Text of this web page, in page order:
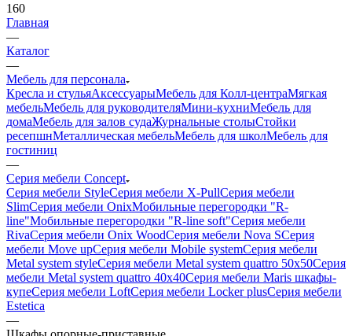
160
Главная
—
Каталог
—
Мебель для персонала
Кресла и стульяАксессуарыМебель для Колл-центраМягкая
мебельМебель для руководителяМини-кухниМебель для
домаМебель для залов судаЖурнальные столыСтойки
ресепшнМеталлическая мебельМебель для школМебель для
гостиниц
—
Серия мебели Concept
Серия мебели StyleСерия мебели X-PullСерия мебели
SlimСерия мебели OnixМобильные перегородки "R-
line"Мобильные перегородки "R-line soft"Серия мебели
RivaСерия мебели Onix WoodСерия мебели Nova SСерия
мебели Move upСерия мебели Mobile systemСерия мебели
Metal system styleСерия мебели Metal system quattro 50x50Серия
мебели Metal system quattro 40x40Серия мебели Maris шкафы-
купеСерия мебели LoftСерия мебели Locker plusСерия мебели
Estetica
—